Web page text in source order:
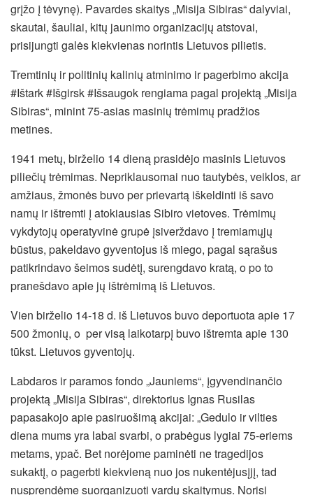
grįžo į tėvynę). Pavardes skaitys „Misija Sibiras“ dalyviai,
skautai, šauliai, kitų jaunimo organizacijų atstovai,
prisijungti galės kiekvienas norintis Lietuvos pilietis.
Tremtinių ir politinių kalinių atminimo ir pagerbimo akcija
#Ištark #Išgirsk #Išsaugok rengiama pagal projektą „Misija
Sibiras“, minint 75-asias masinių trėmimų pradžios
metines.
1941 metų, birželio 14 dieną prasidėjo masinis Lietuvos
piliečių trėmimas. Nepriklausomai nuo tautybės, veiklos, ar
amžiaus, žmonės buvo per prievartą iškeldinti iš savo
namų ir ištremti į atokiausias Sibiro vietoves. Trėmimų
vykdytojų operatyvinė grupė įsiverždavo į tremiamųjų
būstus, pakeldavo gyventojus iš miego, pagal sąrašus
patikrindavo šeimos sudėtį, surengdavo kratą, o po to
pranešdavo apie jų ištrėmimą iš Lietuvos.
Vien birželio 14-18 d. iš Lietuvos buvo deportuota apie 17
500 žmonių, o per visą laikotarpį buvo ištremta apie 130
tūkst. Lietuvos gyventojų.
Labdaros ir paramos fondo „Jauniems“, įgyvendinančio
projektą „Misija Sibiras“, direktorius Ignas Rusilas
papasakojo apie pasiruošimą akcijai: „Gedulo ir vilties
diena mums yra labai svarbi, o prabėgus lygiai 75-eriems
metams, ypač. Bet norėjome paminėti ne tragedijos
sukaktį, o pagerbti kiekvieną nuo jos nukentėjusįjį, tad
nusprendėme suorganizuoti vardų skaitymus. Norisi